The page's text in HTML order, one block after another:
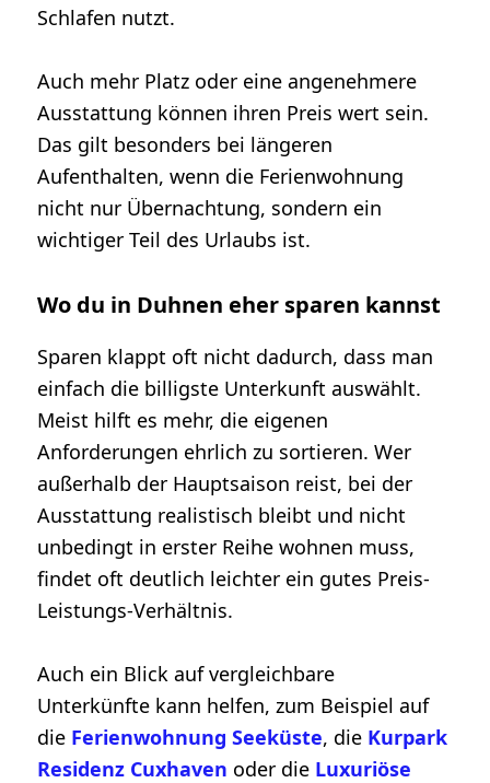
Schlafen nutzt.
Auch mehr Platz oder eine angenehmere
Ausstattung können ihren Preis wert sein.
Das gilt besonders bei längeren
Aufenthalten, wenn die Ferienwohnung
nicht nur Übernachtung, sondern ein
wichtiger Teil des Urlaubs ist.
Wo du in Duhnen eher sparen kannst
Sparen klappt oft nicht dadurch, dass man
einfach die billigste Unterkunft auswählt.
Meist hilft es mehr, die eigenen
Anforderungen ehrlich zu sortieren. Wer
außerhalb der Hauptsaison reist, bei der
Ausstattung realistisch bleibt und nicht
unbedingt in erster Reihe wohnen muss,
findet oft deutlich leichter ein gutes Preis-
Leistungs-Verhältnis.
Auch ein Blick auf vergleichbare
Unterkünfte kann helfen, zum Beispiel auf
die Ferienwohnung Seeküste, die Kurpark
Residenz Cuxhaven oder die Luxuriöse